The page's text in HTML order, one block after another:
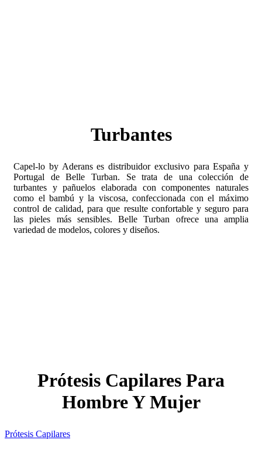
Turbantes
Capel-lo by Aderans es distribuidor exclusivo para España y
Portugal de Belle Turban. Se trata de una colección de
turbantes y pañuelos elaborada con componentes naturales
como el bambú y la viscosa, confeccionada con el máximo
control de calidad, para que resulte confortable y seguro para
las pieles más sensibles. Belle Turban ofrece una amplia
variedad de modelos, colores y diseños.
Prótesis Capilares Para
Hombre Y Mujer
Prótesis Capilares